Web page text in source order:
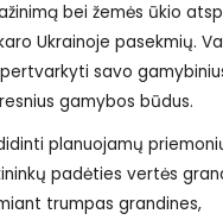
bei žemės ūkio
Ukrainoje pasekmių.
savo
gamybos būdus.
planuojamų
padėties vertės
trumpas grandines,